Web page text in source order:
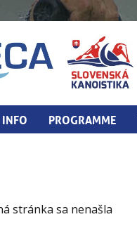
INFO PROGRAMME
stránka sa nenašla